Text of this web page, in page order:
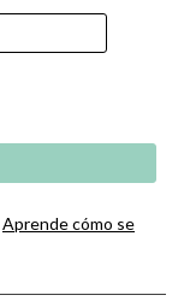
Aprende cómo se